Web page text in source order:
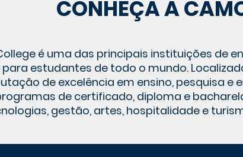
CONHEÇA A
é uma das principais instituições de
estudantes de todo o mundo.
de excelência em ensino, pesquisa
de certificado, diploma e
gestão, artes, hospitalidade e